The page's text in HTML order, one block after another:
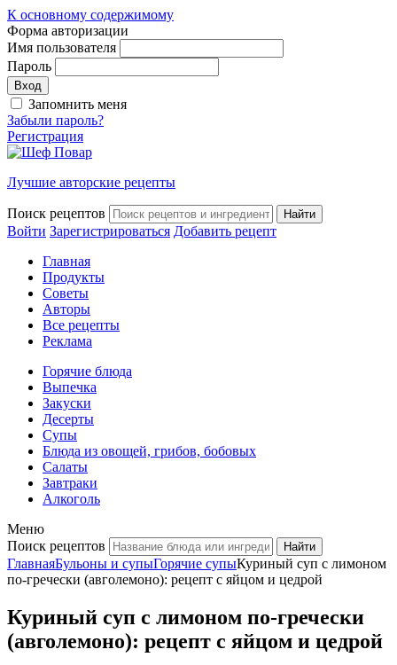
К основному содержимому
Форма авторизации
Имя пользователя
Пароль
Запомнить меня
Забыли пароль?
Регистрация
Лучшие авторские рецепты
Поиск рецептов
Войти Зарегистрироваться Добавить рецепт
Главная
Продукты
Советы
Авторы
Все рецепты
Реклама
Горячие блюда
Выпечка
Закуски
Десерты
Супы
Блюда из овощей, грибов, бобовых
Салаты
Завтраки
Алкоголь
Меню
Поиск рецептов
ГлавнаяБульоны и супыГорячие супыКуриный суп с лимоном
по-гречески (авголемоно): рецепт с яйцом и цедрой
Куриный суп с лимоном по-гречески
(авголемоно): рецепт с яйцом и цедрой